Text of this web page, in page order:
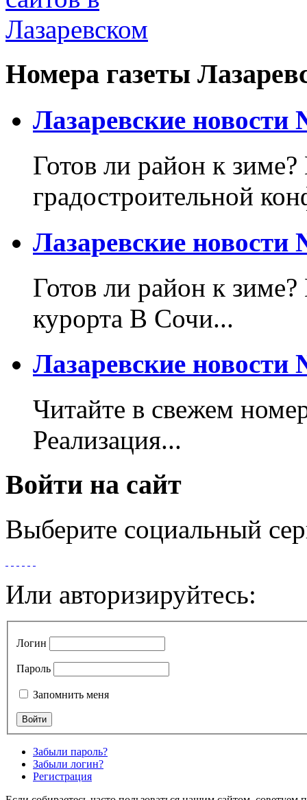
Номера газеты
Лазаревские новости
Готов ли район к зиме?
градостроительной
Лазаревские новости
Готов ли район к
курорта В Сочи...
Лазаревские новости
Читайте в свежем
Реализация...
Войти на сайт
Выберите социальный
Или авторизируйтесь:
Логин
Пароль
Запомнить меня
Забыли пароль?
Забыли логин?
Регистрация